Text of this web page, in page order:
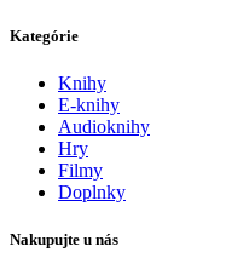
Kategórie
Knihy
E-knihy
Audioknihy
Hry
Filmy
Doplnky
Nakupujte u nás